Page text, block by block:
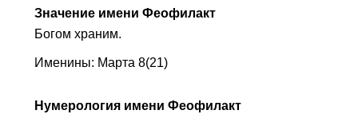
Значение имени Феофилакт
Богом храним.
Именины: Марта 8(21)
Нумерология имени Феофилакт